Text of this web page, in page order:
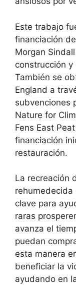
Este trabajo
financiación
Morgan
construcción y
También se
England a
subvenciones
Nature for
Fens East
financiación
restauración.
La recreación
rehumedecida
clave para
raras
avanza el
puedan
esta manera
beneficiar la
ayudando en